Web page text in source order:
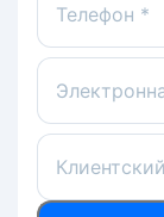
Телефон *